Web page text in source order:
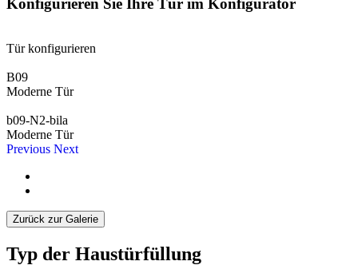
Tür konfigurieren
B09
Moderne Tür
b09-N2-bila
Moderne Tür
Previous Next
Zurück zur Galerie
Typ der Haustürfüllung